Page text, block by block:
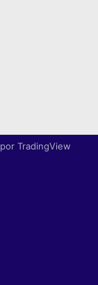
por TradingView